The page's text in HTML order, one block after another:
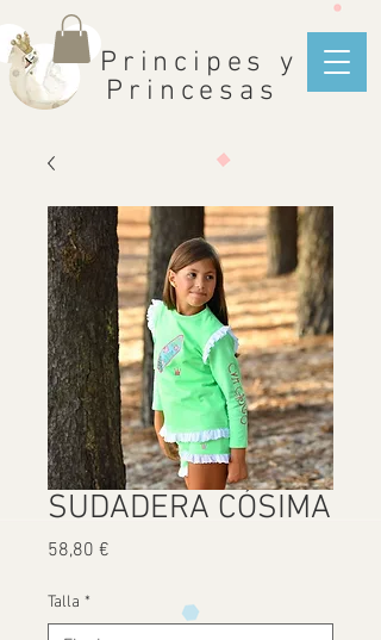
Principes y
Princesas
SUDADERA CÓSIMA
58,80 €
Talla *